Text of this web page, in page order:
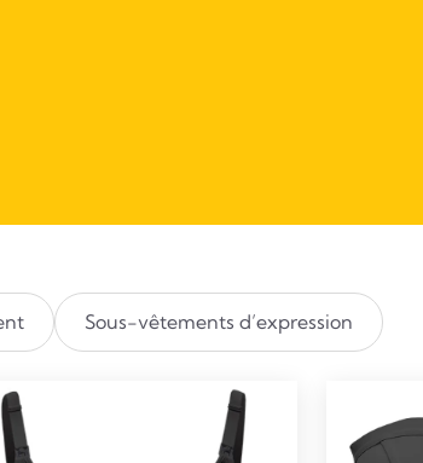
Sous-vêtements d’expression